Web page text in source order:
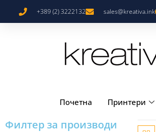
+389 (2) 3222132 sales@kreativa.ink
Почетна Принтери
Филтер за производи